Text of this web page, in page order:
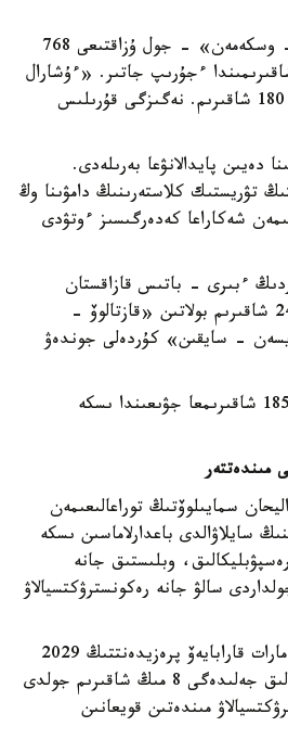
«تالدىقورعان - قالباتاۋ - وسكەمەن» - جول ۇزاقتىعى 768
قوزعالىس 670 شاقىرىمىندا ءجۇرىپ جاتىر. «ءۇشارال
- دوستىق» - ۇزىندىعى 180 شاقىرىم. نەگىزگى قۇرىلىس
پايدالانۋعا بەرىلەدى.
تۋريستىك كلاستەرىنىڭ دامۋىنا وڭ
شەكاراعا كەدەرگىسىز ءوتۋدى
ءبىرى - باتىس قازاقستان
وبلىسىنداعى ۇزىندىعى 245 شاقىرىم بولاتىن «قازتالوۆ -
- سايقىن» كۇردەلى جوندەۋ
قازىرگى كەزدە قوزعالىس 185 شاقىرىمعا جۋىعىندا ىسكە
مىندەتتەر
سمايىلوۆتىڭ توراعالىعىمەن
سايلاۋالدى باعدارلاماسىن ىسكە
وبلىستىق جانە
سالۋ جانە رەكونسترۋكتسيالاۋ
جيىندا كولىك ءمينيسترى مارات قارابايەۆ پرەزيدەنتتىڭ 2029
-جىلعا دەيىن رەسپۋبليكالىق جەلىدەگى 8 مىڭ شاقىرىم جولدى
مىندەتىن قويعانىن